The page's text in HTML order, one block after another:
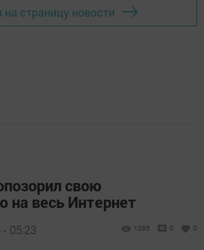
на страницу новости
свою
на весь Интернет
05:23 1095 0 0